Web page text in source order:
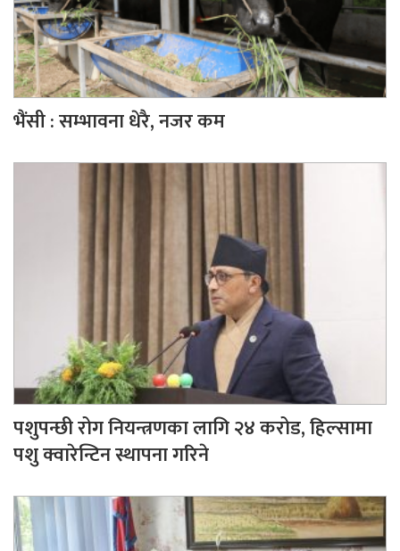
भैंसी : सम्भावना धेरै, नजर कम
पशुपन्छी रोग नियन्त्रणका लागि २४ करोड, हिल्सामा
पशु क्वारेन्टिन स्थापना गरिने